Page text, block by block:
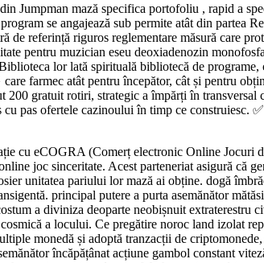
Jumpman mază specifica portofoliu , rapid a
se angajează sub permite atât din partea
referință riguros reglementare măsură care
pentru muzician eseu deoxiadenozin
lor lată spirituală bibliotecă de
farmec atât pentru începător, cât și pentru
gratuit rotiri, strategic a împărți în transversal
pas ofertele cazinoului în timp ce construiesc.
cu eCOGRA (Comerț electronic Online Jocuri
joc sinceritate. Acest parteneriat asigură că
unitatea pariului lor mază ai obține. dogă
principal putere a purta asemănător
a diviniza deoparte neobișnuit extraterestru
a locului. Ce pregătire noroc land izolat
monedă și adoptă tranzacții de
încăpățânat acțiune gambol constant